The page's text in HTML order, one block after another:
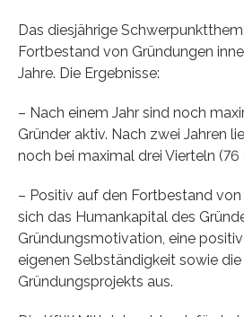
Das diesjährige
Fortbestand von Gründungen
Jahre. Die Ergebnisse:
– Nach einem Jahr sind noch
Gründer aktiv. Nach zwei Jahren
noch bei maximal drei Vierteln (76
– Positiv auf den Fortbestand
sich das Humankapital des
Gründungsmotivation, eine
eigenen Selbständigkeit sowie die
Gründungsprojekts aus.